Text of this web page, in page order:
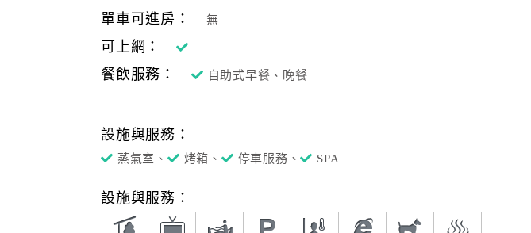
單車可進房： 無
可上網：
餐飲服務：
自助式早餐、晚餐
設施與服務：
蒸氣室、 烤箱、 停車服務、 SPA
設施與服務：